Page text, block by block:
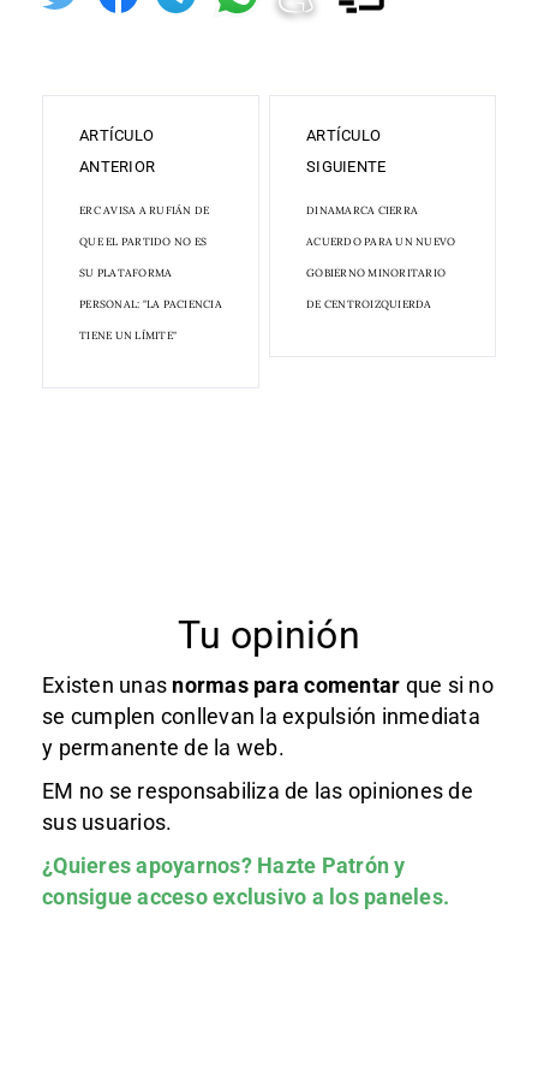
ARTÍCULO
ANTERIOR
ERC AVISA A RUFIÁN DE
QUE EL PARTIDO NO ES
SU PLATAFORMA
PERSONAL: "LA PACIENCIA
TIENE UN LÍMITE"
ARTÍCULO
SIGUIENTE
DINAMARCA CIERRA
ACUERDO PARA UN NUEVO
GOBIERNO MINORITARIO
DE CENTROIZQUIERDA
Tu opinión
Existen unas normas para comentar que si no
se cumplen conllevan la expulsión inmediata
y permanente de la web.
EM no se responsabiliza de las opiniones de
sus usuarios.
¿Quieres apoyarnos? Hazte Patróny
consigue acceso exclusivo a los paneles.